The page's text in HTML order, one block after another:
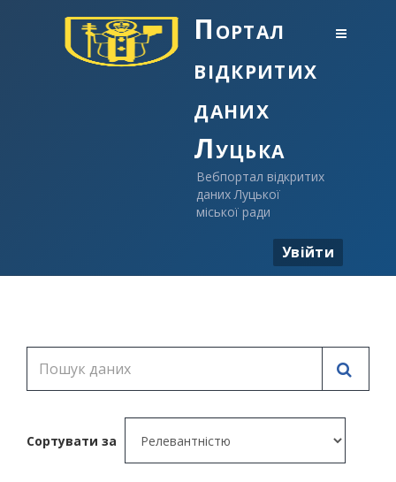
Портал
відкритих
даних
Луцька
Вебпортал відкритих
даних Луцької
міської ради
Увійти
Сортувати за